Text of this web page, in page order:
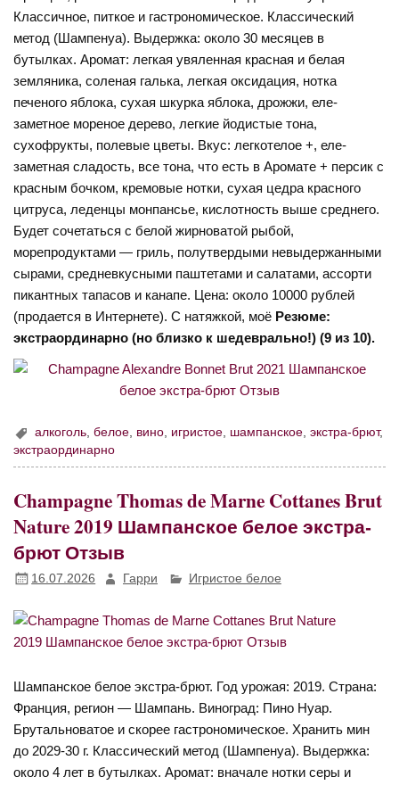
Классичное, питкое и гастрономическое. Классический
метод (Шампенуа). Выдержка: около 30 месяцев в
бутылках. Аромат: легкая увяленная красная и белая
земляника, соленая галька, легкая оксидация, нотка
печеного яблока, сухая шкурка яблока, дрожжи, еле-
заметное мореное дерево, легкие йодистые тона,
сухофрукты, полевые цветы. Вкус: легкотелое +, еле-
заметная сладость, все тона, что есть в Аромате + персик с
красным бочком, кремовые нотки, сухая цедра красного
цитруса, леденцы монпансье, кислотность выше среднего.
Будет сочетаться с белой жирноватой рыбой,
морепродуктами — гриль, полутвердыми невыдержанными
сырами, средневкусными паштетами и салатами, ассорти
пикантных тапасов и канапе. Цена: около 10000 рублей
(продается в Интернете). С натяжкой, моё Резюме:
экстраординарно (но близко к шедеврально!) (9 из 10).
алкоголь ,белое вино игристое шампанское ,экстра-брют,
экстраординарно
Champagne Thomas de Marne Cottanes Brut
Nature 2019 Шампанское белое экстра-
брют Отзыв
16.07.2026 Гарри Игристое белое
Шампанское белое экстра-брют. Год урожая: 2019. Страна:
Франция, регион — Шампань. Виноград: Пино Нуар.
Брутальноватое и скорее гастрономическое. Хранить мин
до 2029-30 г. Классический метод (Шампенуа). Выдержка:
около 4 лет в бутылках. Аромат: вначале нотки серы и